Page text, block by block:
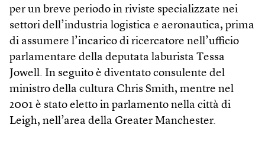
per un breve periodo in riviste specializzate nei
settori dell’industria logistica e aeronautica, prima
di assumere l’incarico di ricercatore nell’ufficio
parlamentare della deputata laburista Tessa
Jowell. In seguito è diventato consulente del
ministro della cultura Chris Smith, mentre nel
2001 è stato eletto in parlamento nella città di
Leigh, nell’area della Greater Manchester.